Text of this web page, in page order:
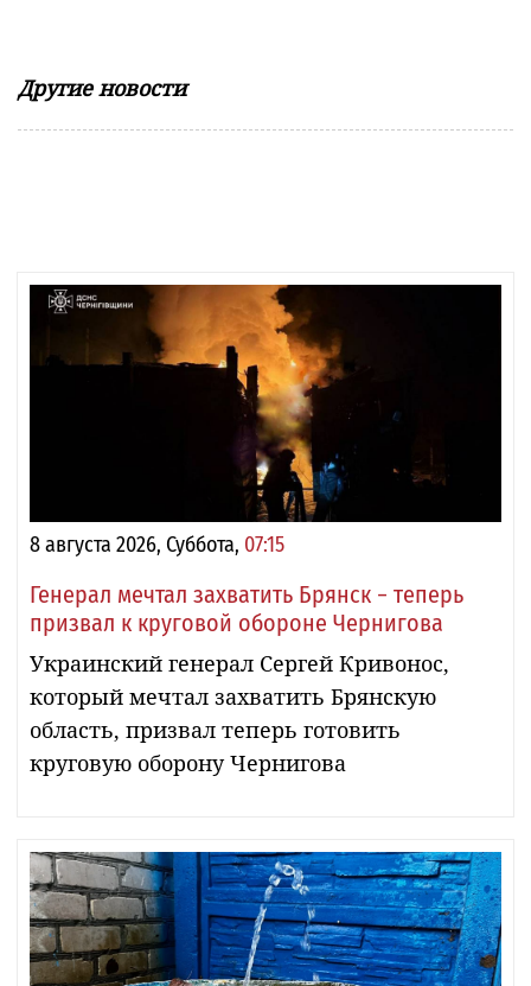
Другие новости
8 августа 2026, Суббота, 07:15
Генерал мечтал захватить Брянск − теперь
призвал к круговой обороне Чернигова
Украинский генерал Сергей Кривонос,
который мечтал захватить Брянскую
область, призвал теперь готовить
круговую оборону Чернигова